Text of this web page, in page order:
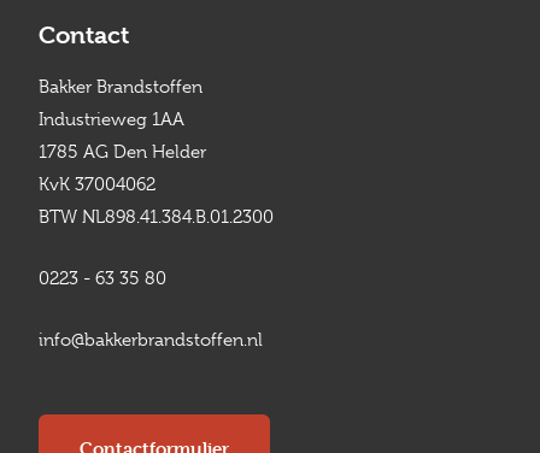
Contact
Bakker Brandstoffen
Industrieweg 1AA
1785 AG Den Helder
KvK 37004062
BTW NL898.41.384.B.01.2300
0223 - 63 35 80
info@bakkerbrandstoffen.nl
Contactformulier